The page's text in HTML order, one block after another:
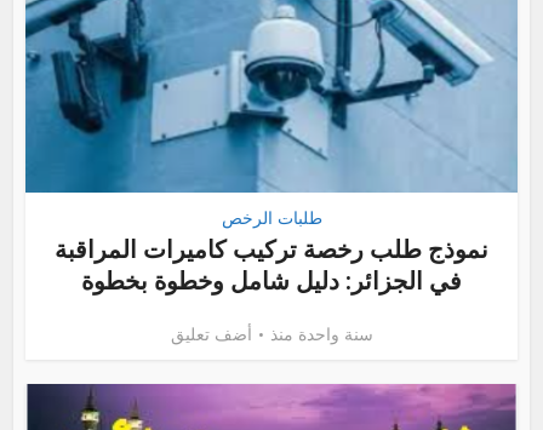
طلبات الرخص
نموذج طلب رخصة تركيب كاميرات المراقبة
في الجزائر: دليل شامل وخطوة بخطوة
سنة واحدة منذ أضف تعليق